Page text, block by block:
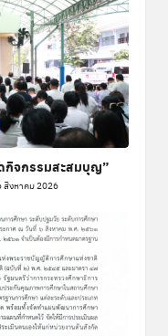
กิจกรรมสะสมบุญ”
สิงหาคม 2026